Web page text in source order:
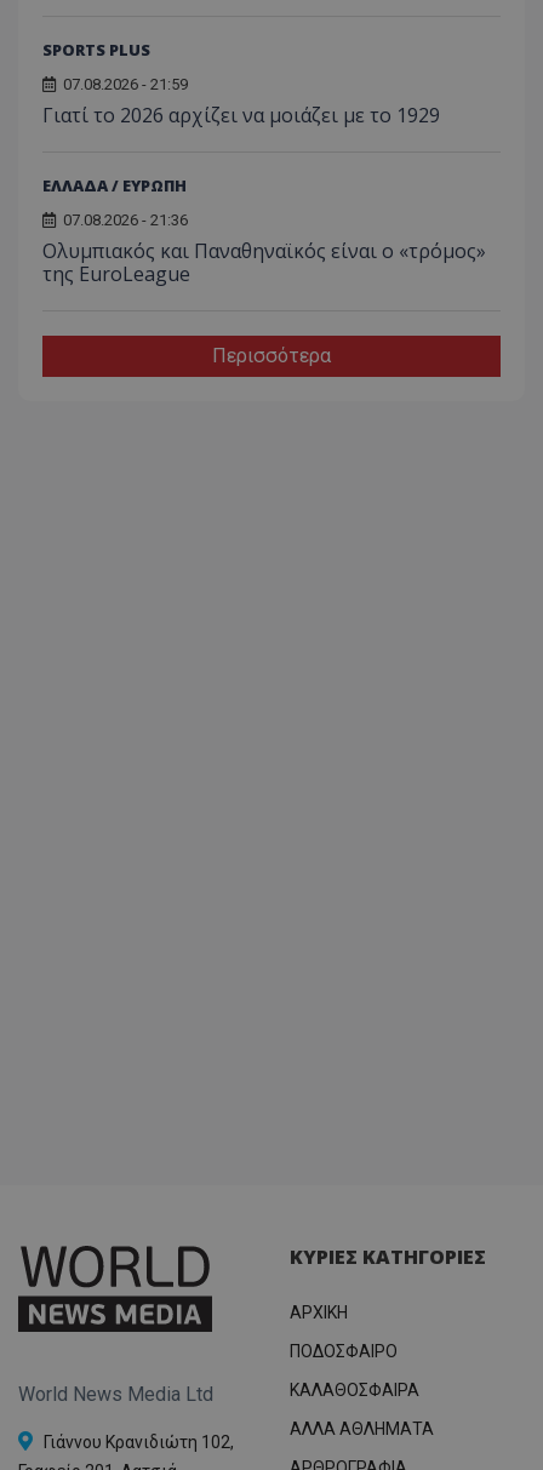
SPORTS PLUS
07.08.2026 - 21:59
Γιατί το 2026 αρχίζει να μοιάζει με το 1929
ΕΛΛΑΔΑ / ΕΥΡΩΠΗ
07.08.2026 - 21:36
Ολυμπιακός και Παναθηναϊκός είναι ο «τρόμος»
της EuroLeague
Περισσότερα
World News Media Ltd
Γιάννου Κρανιδιώτη 102,
ΚΥΡΙΕΣ ΚΑΤΗΓΟΡΙΕΣ
ΑΡΧΙΚΗ
ΠΟΔΟΣΦΑΙΡΟ
ΚΑΛΑΘΟΣΦΑΙΡΑ
ΑΛΛΑ ΑΘΛΗΜΑΤΑ